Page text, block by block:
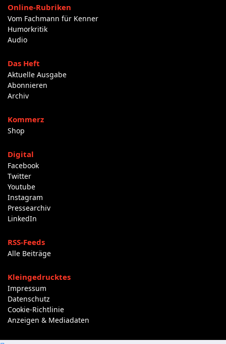
Online-Rubriken
Vom Fachmann für Kenner
Humorkritik
Audio
Das Heft
Aktuelle Ausgabe
Abonnieren
Archiv
Kommerz
Shop
Digital
Facebook
Twitter
Youtube
Instagram
Pressearchiv
LinkedIn
RSS-Feeds
Alle Beiträge
Kleingedrucktes
Impressum
Datenschutz
Cookie-Richtlinie
Anzeigen & Mediadaten